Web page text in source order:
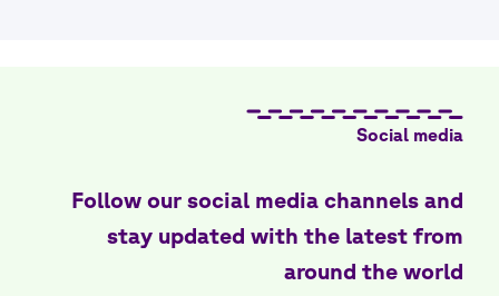
Social media
Follow our social media channels and
stay updated with the latest from
around the world